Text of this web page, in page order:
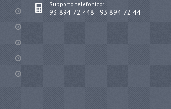
Supporto telefonico:
93 894 72 448 - 93 894 72 44